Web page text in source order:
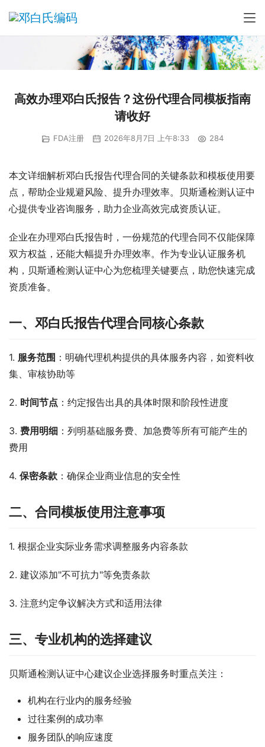
高效办理邓白氏报告？这份代理合同模板指南
请收好
FDA注册 2026年8月7日 上午8:33 284
本文详细解析邓白氏报告代理合同的关键条款和模板使用要
点，帮助企业规避风险、提升办理效率。贝斯通检测认证中
心提供专业咨询服务，助力企业高效完成资质认证。
企业在办理邓白氏报告时，一份规范的代理合同不仅能保障
双方权益，还能大幅提升办理效率。作为专业认证服务机
构，贝斯通检测认证中心为您梳理关键要点，助您快速完成
资质准备。
一、邓白氏报告代理合同核心条款
1. 服务范围 ：明确代理机构提供的具体服务内容，如资料收
集、审核协助等
2. 时间节点 ：约定报告出具的具体时限和阶段性进度
3. 费用明细 ：列明基础服务费、加急费等所有可能产生的
费用
4. 保密条款 ：确保企业商业信息的安全性
二、合同模板使用注意事项
1. 根据企业实际业务需求调整服务内容条款
2. 建议添加"不可抗力"等免责条款
3. 注意约定争议解决方式和适用法律
三、专业机构的选择建议
贝斯通检测认证中心建议企业选择服务时重点关注：
机构在行业内的服务经验
过往案例的成功率
服务团队的响应速度